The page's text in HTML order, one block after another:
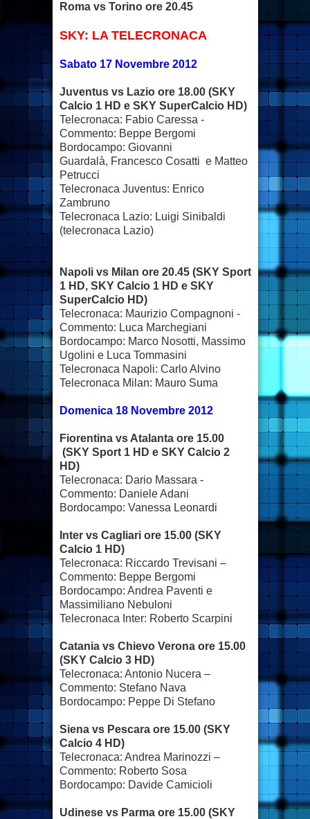
Roma vs Torino ore 20.45
SKY: LA TELECRONACA
Sabato 17 Novembre 2012
Juventus vs Lazio ore 18.00 (SKY
Calcio 1 HD e SKY SuperCalcio HD)
Telecronaca: Fabio Caressa -
Commento: Beppe Bergomi
Bordocampo: Giovanni
Guardalà, Francesco Cosatti e Matteo
Petrucci
Telecronaca Juventus: Enrico
Zambruno
Telecronaca Lazio: Luigi Sinibaldi
(telecronaca Lazio)
Napoli vs Milan ore 20.45 (SKY Sport
1 HD, SKY Calcio 1 HD e SKY
SuperCalcio HD)
Telecronaca: Maurizio Compagnoni -
Commento: Luca Marchegiani
Bordocampo: Marco Nosotti, Massimo
Ugolini e Luca Tommasini
Telecronaca Napoli: Carlo Alvino
Telecronaca Milan: Mauro Suma
Domenica 18 Novembre 2012
Fiorentina vs Atalanta ore 15.00
(SKY Sport 1 HD e SKY Calcio 2
HD)
Telecronaca: Dario Massara -
Commento: Daniele Adani
Bordocampo: Vanessa Leonardi
Inter vs Cagliari ore 15.00 (SKY
Calcio 1 HD)
Telecronaca: Riccardo Trevisani –
Commento: Beppe Bergomi
Bordocampo: Andrea Paventi e
Massimiliano Nebuloni
Telecronaca Inter: Roberto Scarpini
Catania vs Chievo Verona ore 15.00
(SKY Calcio 3 HD)
Telecronaca: Antonio Nucera –
Commento: Stefano Nava
Bordocampo: Peppe Di Stefano
Siena vs Pescara ore 15.00 (SKY
Calcio 4 HD)
Telecronaca: Andrea Marinozzi –
Commento: Roberto Sosa
Bordocampo: Davide Camicioli
Udinese vs Parma ore 15.00 (SKY